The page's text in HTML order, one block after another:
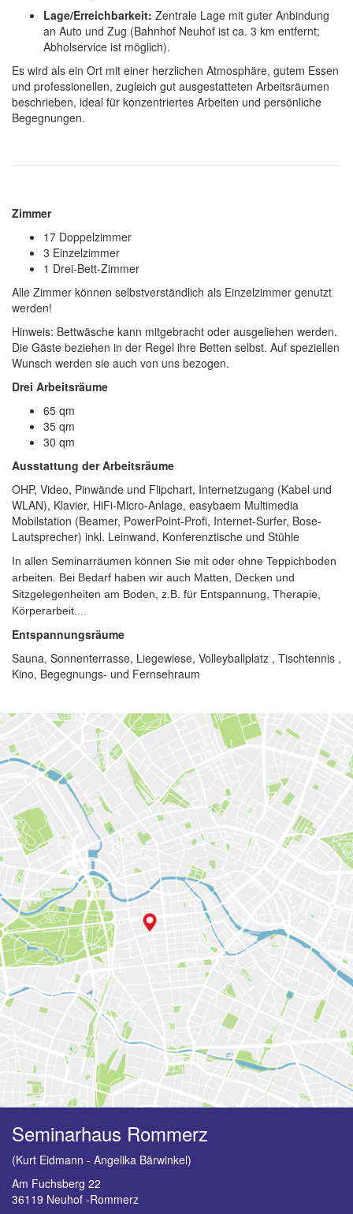
Lage/Erreichbarkeit: Zentrale Lage mit guter Anbindung
an Auto und Zug (Bahnhof Neuhof ist ca. 3 km entfernt;
Abholservice ist möglich).
Es wird als ein Ort mit einer herzlichen Atmosphäre, gutem Essen
und professionellen, zugleich gut ausgestatteten Arbeitsräumen
beschrieben, ideal für konzentriertes Arbeiten und persönliche
Begegnungen.
Zimmer
17 Doppelzimmer
3 Einzelzimmer
1 Drei-Bett-Zimmer
Alle Zimmer können selbstverständlich als Einzelzimmer genutzt
werden!
Hinweis: Bettwäsche kann mitgebracht oder ausgeliehen werden.
Die Gäste beziehen in der Regel ihre Betten selbst. Auf speziellen
Wunsch werden sie auch von uns bezogen.
Drei Arbeitsräume
65 qm
35 qm
30 qm
Ausstattung der Arbeitsräume
OHP, Video, Pinwände und Flipchart, Internetzugang (Kabel und
WLAN), Klavier, HiFi-Micro-Anlage, easybaem Multimedia
Mobilstation (Beamer, PowerPoint-Profi, Internet-Surfer, Bose-
Lautsprecher) inkl. Leinwand, Konferenztische und Stühle
In allen Seminarräumen können Sie mit oder ohne Teppichboden
arbeiten. Bei Bedarf haben wir auch Matten, Decken und
Sitzgelegenheiten am Boden, z.B. für Entspannung, Therapie,
Körperarbeit....
Entspannungsräume
Sauna, Sonnenterrasse, Liegewiese, Volleyballplatz , Tischtennis ,
Kino, Begegnungs- und Fernsehraum
Seminarhaus Rommerz
(Kurt Eidmann - Angelika Bärwinkel)
Am Fuchsberg 22
36119 Neuhof -Rommerz